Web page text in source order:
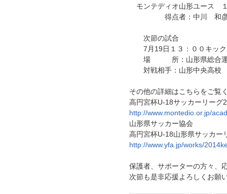
モンテディオ山形ユース
得点者：中川 和
次節の試合
7月19日１３：００キック
場 所：山形県総合運動
対戦相手：山形中央高校
その他の詳細はこちらをご覧
高円宮杯U‐18サッカーリーグ
http://www.montedio.or.jp/
山形県サッカー協会
高円宮杯U-18山形県サッカ
http://www.yfa.jp/works/
保護者、サポーターの方々、
次節も是非応援よろしくお願